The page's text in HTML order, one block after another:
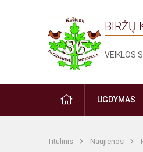
BIRŽŲ
VEIKLOS
PRADŽIAUGDYMAS
Titulinis Naujienos